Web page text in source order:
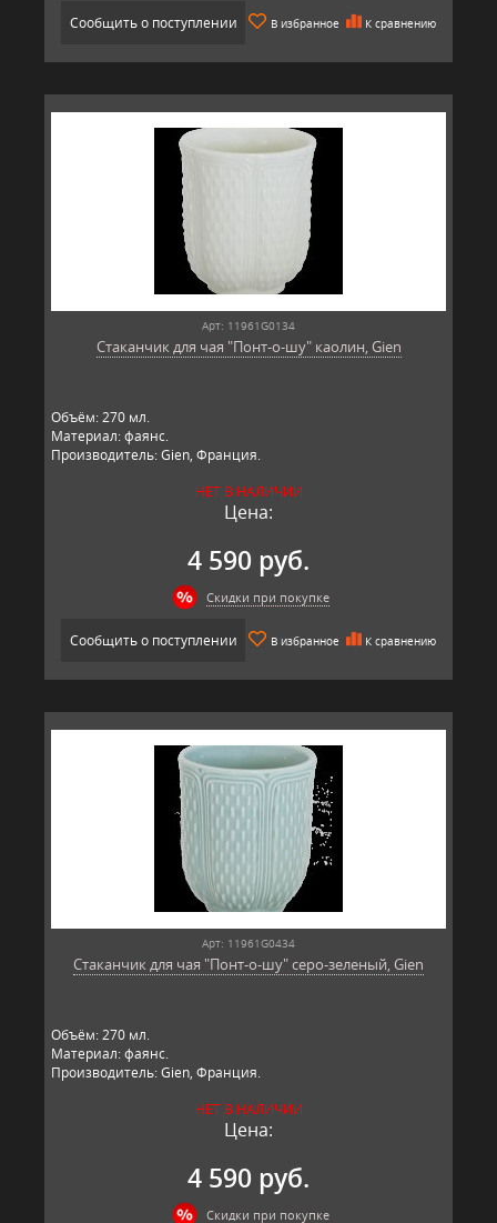
Сообщить о поступлении В избранное К сравнению
Арт: 11961G0134
Стаканчик для чая "Понт-о-шу" каолин, Gien
Объём: 270 мл.
Материал: фаянс.
Производитель: Gien, Франция.
НЕТ В НАЛИЧИИ
Цена:
4 590 руб.
Скидки при покупке
Сообщить о поступлении В избранное К сравнению
Арт: 11961G0434
Стаканчик для чая "Понт-о-шу" серо-зеленый, Gien
Объём: 270 мл.
Материал: фаянс.
Производитель: Gien, Франция.
НЕТ В НАЛИЧИИ
Цена:
4 590 руб.
Скидки при покупке